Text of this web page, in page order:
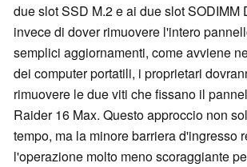
due slot SSD M.2 e ai due slot SODIMM
invece di dover rimuovere l'intero
semplici aggiornamenti, come avviene
dei computer portatili, i proprietari
rimuovere le due viti che fissano il
Raider 16 Max. Questo approccio non
tempo, ma la minore barriera d'ingresso
l'operazione molto meno scoraggiante